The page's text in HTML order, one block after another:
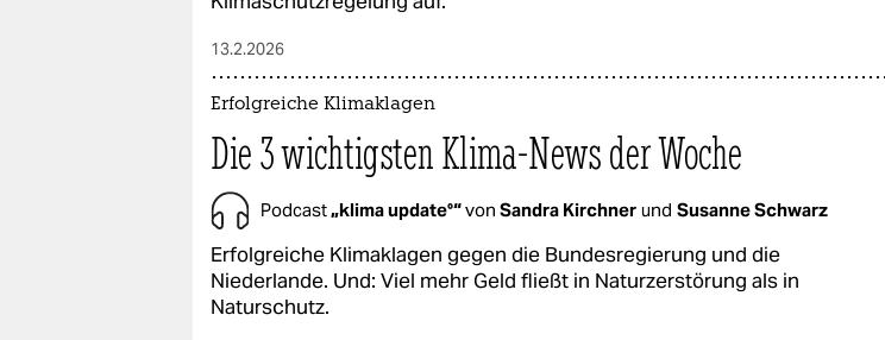
13.2.2026
Erfolgreiche Klimaklagen
Die 3 wichtigsten Klima-News der Woche
Podcast„klima update°“von Sandra Kirchner und Susanne Schwarz
Erfolgreiche Klimaklagen gegen die Bundesregierung und die
Niederlande. Und: Viel mehr Geld fließt in Naturzerstörung als in
Naturschutz.